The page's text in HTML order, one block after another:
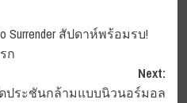
Surrender สัปดาห์พร้อมรบ!
ก
Next:
ประชันกล้ามแบบนิวนอร์มอล